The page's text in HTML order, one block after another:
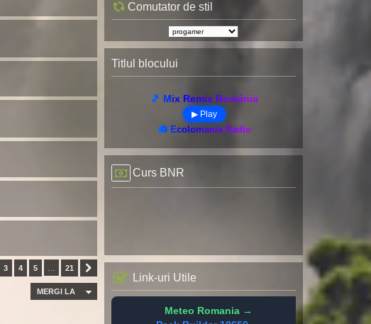
21
3 4 5 21
MERGI LA
Comutator de stil
Titlul blocului
🎵 Mix Remix România
▶ Play
📻 Ecolomania Radio
Curs BNR
Link-uri Utile
Meteo Romania →